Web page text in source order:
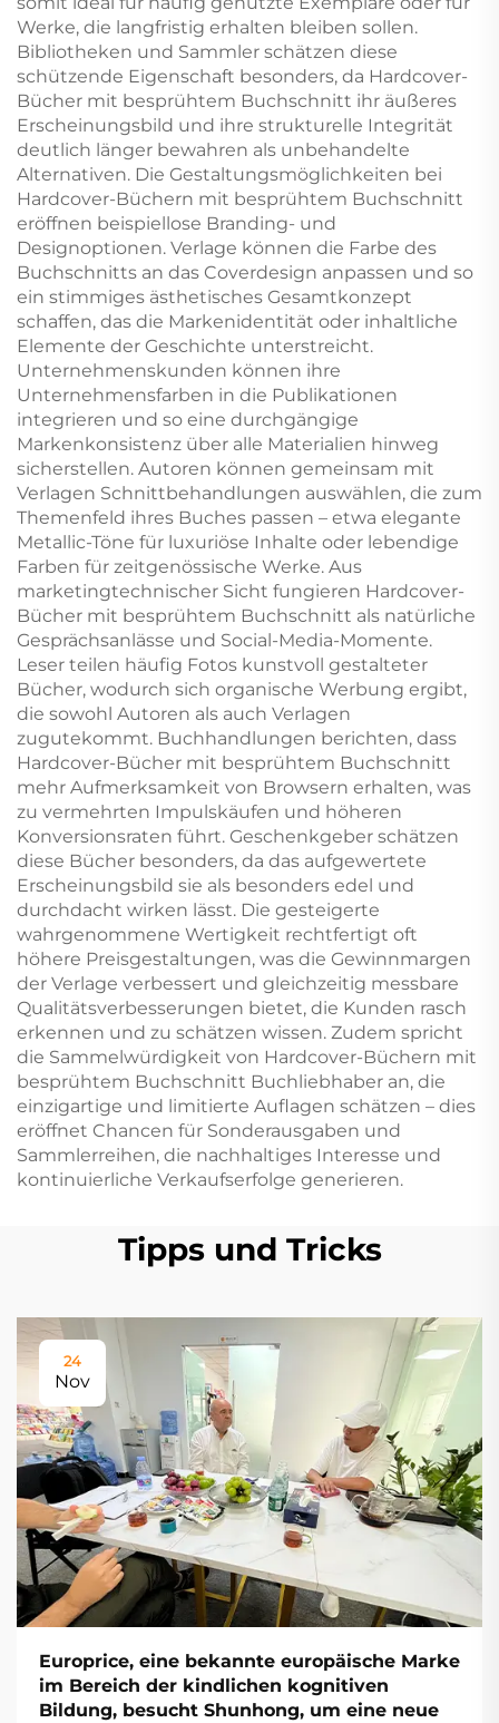
Werke, die langfristig erhalten bleiben sollen.
Bibliotheken und Sammler schätzen diese
schützende Eigenschaft besonders, da Hardcover-
Bücher mit besprühtem Buchschnitt ihr äußeres
Erscheinungsbild und ihre strukturelle Integrität
deutlich länger bewahren als unbehandelte
Alternativen. Die Gestaltungsmöglichkeiten bei
Hardcover-Büchern mit besprühtem Buchschnitt
eröffnen beispiellose Branding- und
Designoptionen. Verlage können die Farbe des
Buchschnitts an das Coverdesign anpassen und so
ein stimmiges ästhetisches Gesamtkonzept
schaffen, das die Markenidentität oder inhaltliche
Elemente der Geschichte unterstreicht.
Unternehmenskunden können ihre
Unternehmensfarben in die Publikationen
integrieren und so eine durchgängige
Markenkonsistenz über alle Materialien hinweg
sicherstellen. Autoren können gemeinsam mit
Verlagen Schnittbehandlungen auswählen, die zum
Themenfeld ihres Buches passen – etwa elegante
Metallic-Töne für luxuriöse Inhalte oder lebendige
Farben für zeitgenössische Werke. Aus
marketingtechnischer Sicht fungieren Hardcover-
Bücher mit besprühtem Buchschnitt als natürliche
Gesprächsanlässe und Social-Media-Momente.
Leser teilen häufig Fotos kunstvoll gestalteter
Bücher, wodurch sich organische Werbung ergibt,
die sowohl Autoren als auch Verlagen
zugutekommt. Buchhandlungen berichten, dass
Hardcover-Bücher mit besprühtem Buchschnitt
mehr Aufmerksamkeit von Browsern erhalten, was
zu vermehrten Impulskäufen und höheren
Konversionsraten führt. Geschenkgeber schätzen
diese Bücher besonders, da das aufgewertete
Erscheinungsbild sie als besonders edel und
durchdacht wirken lässt. Die gesteigerte
wahrgenommene Wertigkeit rechtfertigt oft
höhere Preisgestaltungen, was die Gewinnmargen
der Verlage verbessert und gleichzeitig messbare
Qualitätsverbesserungen bietet, die Kunden rasch
erkennen und zu schätzen wissen. Zudem spricht
die Sammelwürdigkeit von Hardcover-Büchern mit
besprühtem Buchschnitt Buchliebhaber an, die
einzigartige und limitierte Auflagen schätzen – dies
eröffnet Chancen für Sonderausgaben und
Sammlerreihen, die nachhaltiges Interesse und
kontinuierliche Verkaufserfolge generieren.
Tipps und Tricks
24
Nov
Europrice, eine bekannte europäische Marke
im Bereich der kindlichen kognitiven
Bildung, besucht Shunhong, um eine neue